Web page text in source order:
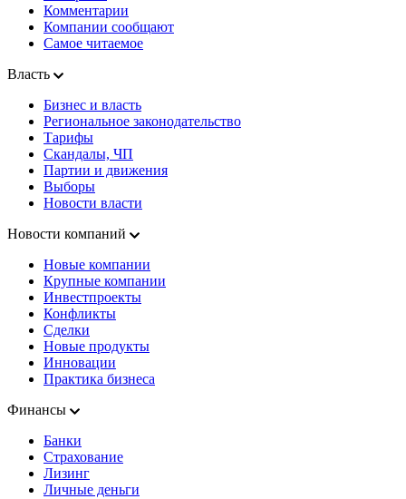
Комментарии
Компании сообщают
Самое читаемое
Власть
Бизнес и власть
Региональное законодательство
Тарифы
Скандалы, ЧП
Партии и движения
Выборы
Новости власти
Новости компаний
Новые компании
Крупные компании
Инвестпроекты
Конфликты
Сделки
Новые продукты
Инновации
Практика бизнеса
Финансы
Банки
Страхование
Лизинг
Личные деньги